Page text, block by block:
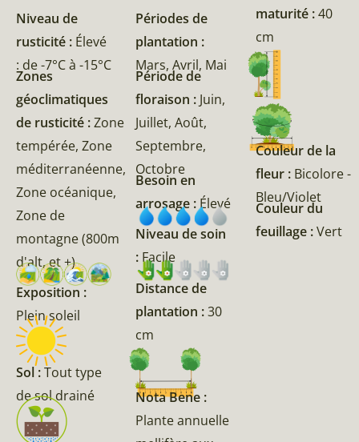
Niveau de
rusticité : Élevé
: de -7°C à -15°C
Zones
géoclimatiques
de rusticité :Zone
tempérée, Zone
méditerranéenne,
Zone océanique,
Zone de
montagne (800m
d'alt, et +)
Exposition :
Plein soleil
Sol :Tout type
de sol drainé
Périodes de
plantation :
Mars, Avril, Mai
Période de
floraison : Juin,
Juillet, Août,
Septembre,
Octobre
Besoin en
arrosage :Élevé
Niveau de soin
: Facile
Distance de
plantation :30
cm
Nota Bene :
Plante annuelle
maturité :40
cm
Couleur de la
fleur : Bicolore -
Bleu/Violet
Couleur du
feuillage :Vert